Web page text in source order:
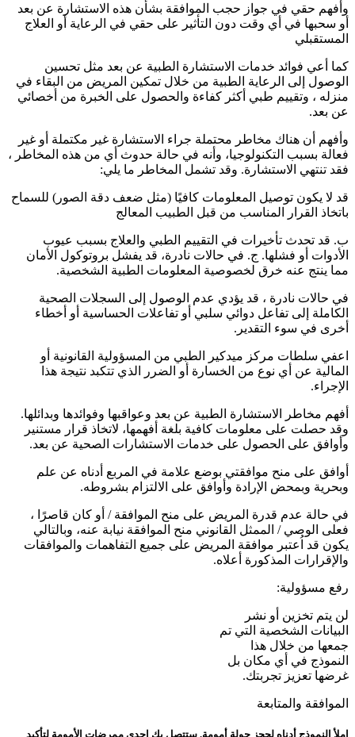
وأفهم حقي في جواز حجب الموافقة بشأن هذه الاستشارة عن بعد
أو سحبها في أي وقت دون التأثير على حقي في الرعاية أو العلاج
المستقبلي
كما أعي فوائد خدمات الاستشارة الطبية عن بعد مثل تحسين
الوصول إلى الرعاية الطبية من خلال تمكين المريض من البقاء في
منزله ، وتقييم طبي أكثر كفاءة والحصول على الخبرة من أخصائي
عن بعد.
وأفهم أن هناك مخاطر محتملة جراء الاستشارة غير مكتملة أو غير
فعالة بسبب التكنولوجيا، وأنه في حالة حدوث أي من هذه المخاطر ،
فقد تنتهي الاستشارة. وقد تشمل المخاطر ما يلي:
قد لا يكون توصيل المعلومات كافيًا (مثل ضعف دقة الصور) للسماح
باتخاذ القرار المناسب من قبل الطبيب المعالج
ب. قد تحدث تأخيرات في التقييم الطبي والعلاج بسبب عيوب
الأدوات أو فشلها. ج. في حالات نادرة، قد يفشل بروتوكول الأمان
مما ينتج عنه خرق لخصوصية المعلومات الطبية الشخصية.
في حالات نادرة ، قد يؤدي عدم الوصول إلى السجلات الصحية
الكاملة إلى تفاعل دوائي سلبي أو تفاعلات الحساسية أو أخطاء
أخرى في سوء التقدير.
اعفي سلطات مركز ميدكير الطبي من المسؤولية القانونية أو
المالية عن أي نوع من الخسارة أو الضرر الذي تتكبد نتيجة هذا
الإجراء.
أفهم مخاطر الاستشارة الطبية عن بعد وعواقبها وفوائدها وبدائلها.
وقد حصلت على معلومات كافية بلغة أفهمها، لاتخاذ قرار مستنير
وأوافق على الحصول على خدمات الاستشارات الصحية عن بعد.
أوافق على منح موافقتي بوضع علامة في المربع أدناه عن علم
وبحرية وبمحض الإرادة وأوافق على الالتزام بشروطه.
في حالة عدم قدرة المريض على منح الموافقة / أو كان قاصرًا ،
فعلى الوصي / الممثل القانوني منح الموافقة نيابة عنه، وبالتالي
يكون قد اُعتبر موافقة المريض على جميع التفاهمات والموافقات
والإقرارات المذكورة أعلاه.
رفع مسؤولية:
لن يتم تخزين أو نشر
البيانات الشخصية التي تم
جمعها من خلال هذا
النموذج في أي مكان بل
غرضها تعزيز تجربتك.
الموافقة والمتابعة
املأ النموذج أدناه لحجز جولة أمومة. ستتصل بك إحدى ممرضات الأمومة لتأكيد